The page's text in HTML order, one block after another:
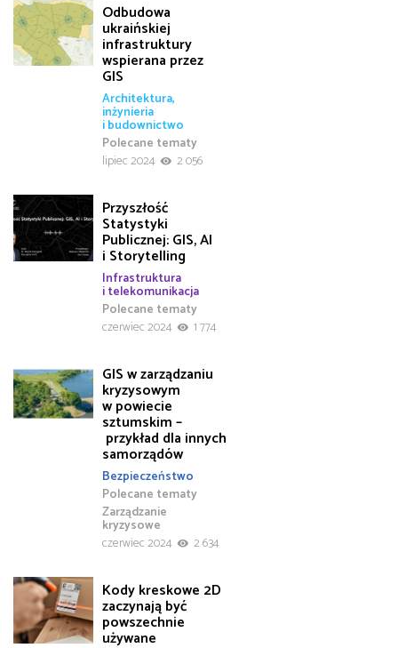
Odbudowa
ukraińskiej
infrastruktury
wspierana przez
GIS
Architektura,
inżynieria
i budownictwo
Polecane tematy
lipiec 2024
2 056
Przyszłość
Statystyki
Publicznej: GIS, AI
i Storytelling
Infrastruktura
i telekomunikacja
Polecane tematy
czerwiec 2024
1 774
GIS w zarządzaniu
kryzysowym
w powiecie
sztumskim –
przykład dla innych
samorządów
Bezpieczeństwo
Polecane tematy
Zarządzanie
kryzysowe
czerwiec 2024
2 634
Kody kreskowe 2D
zaczynają być
powszechnie
używane